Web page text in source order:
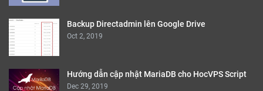
Backup Directadmin lên Google Drive
Oct 2, 2019
Hướng dẫn cập nhật MariaDB cho HocVPS Script
Dec 29, 2019